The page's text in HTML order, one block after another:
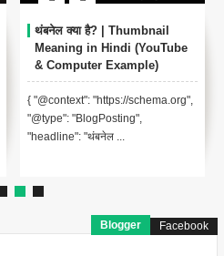
थंबनेल क्या है? | Thumbnail
Meaning in Hindi (YouTube
& Computer Example)
{ "@context": "https://schema.org",
"@type": "BlogPosting",
"headline": "थंबनेल ...
Blogger Facebook